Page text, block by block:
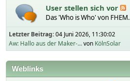
User stellen sich vor
Das 'Who is Who' von FHEM.
Letzter Beitrag:04 Juni 2026, 11:30:02
Aw: Hallo aus der Maker-...von KölnSolar
Weblinks